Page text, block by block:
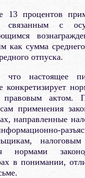
13 процентов
связанным с
как сумма
отпуска.
что настоящее
актом.
применения
направленные
нормами
в понимании,